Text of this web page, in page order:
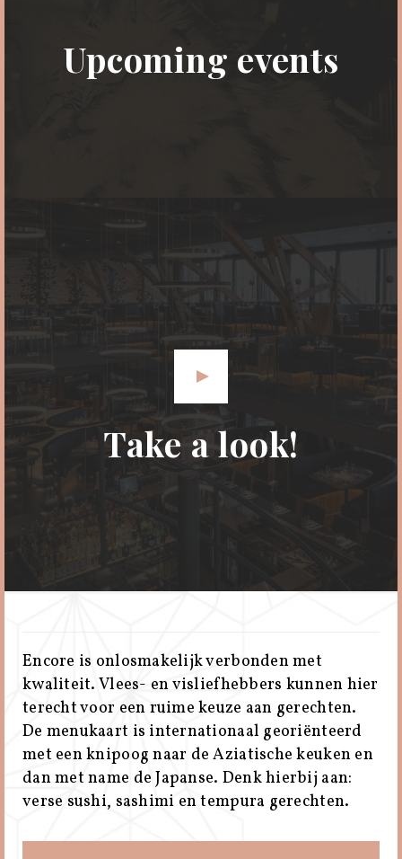
Upcoming events
Take a look!
Encore is onlosmakelijk verbonden met
kwaliteit. Vlees- en visliefhebbers kunnen hier
terecht voor een ruime keuze aan gerechten.
De menukaart is internationaal georiënteerd
met een knipoog naar de Aziatische keuken en
dan met name de Japanse. Denk hierbij aan:
verse sushi, sashimi en tempura gerechten.